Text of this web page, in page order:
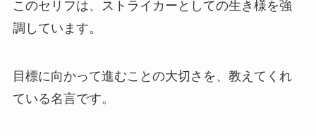
このセリフは、ストライカーとしての生き様を強
調しています。
目標に向かって進むことの大切さを、教えてくれ
ている名言です。